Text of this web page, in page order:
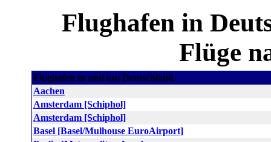
Flughafen in
Flüge
Flughafen in und um Deutschland
Aachen
Amsterdam [Schiphol]
Amsterdam [Schiphol]
Basel [Basel/Mulhouse EuroAirport]